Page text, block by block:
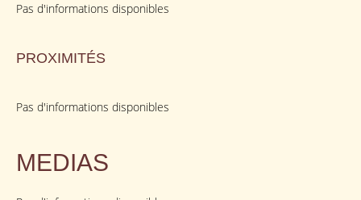
Pas d'informations disponibles
PROXIMITÉS
Pas d'informations disponibles
MEDIAS